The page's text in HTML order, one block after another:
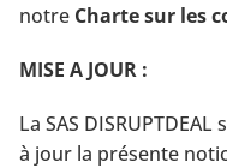
notre Charte sur les
MISE A JOUR :
La SAS
à jour la présente